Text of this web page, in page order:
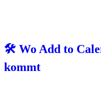
🛠️ Wo Add to
kommt